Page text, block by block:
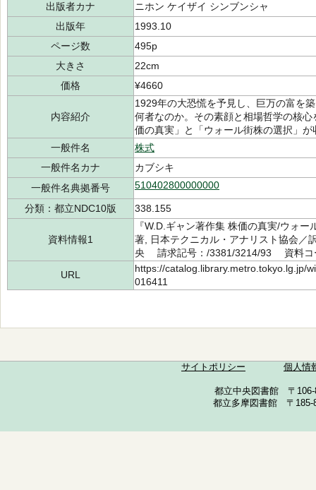
出版者カナ
ニホン ケイザイ シンブンシャ
出版年
1993.10
ページ数
495p
大きさ
22cm
価格
¥4660
内容紹介
1929年の大恐慌を予見し、巨万の富を
何者なのか。その素顔と相場哲学の核
価の真実」と「ウォール街株の選択」が
一般件名
株式
一般件名カナ
カブシキ
一般件名典拠番号
510402800000000
分類：都立NDC10版 338.155
資料情報1
『W.D.ギャン著作集 株価の真実/ウォ
著, 日本テクニカル・アナリスト協会
央 請求記号：/3381/3214/93 資料コ
URL
https://catalog.library.metro.tokyo.lg.jp/
016411
サイトポリシー 個人情
都立中央図書館 〒
都立多摩図書館 〒185-